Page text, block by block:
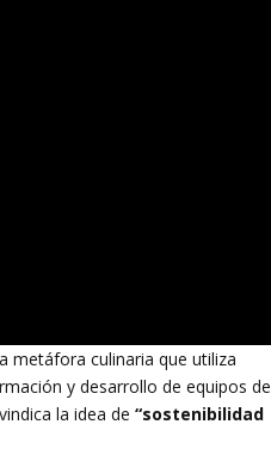
metáfora culinaria que utiliza
y desarrollo de equipos de
la idea de“sostenibilidad